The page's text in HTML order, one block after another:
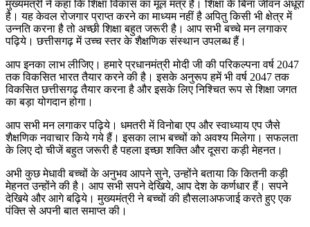
मुख्यमंत्री ने कहा कि शिक्षा विकास का मूल मंत्र है। शिक्षा के बिना जीवन अधूरा
है। यह केवल रोजगार प्राप्त करने का माध्यम नहीं है अपितु किसी भी क्षेत्र में
उन्नति करना है तो अच्छी शिक्षा बहुत जरूरी है। आप सभी बच्चे मन लगाकर
पढ़िये। छत्तीसगढ़ में उच्च स्तर के शैक्षणिक संस्थान उपलब्ध हैं।
आप इनका लाभ लीजिए। हमारे प्रधानमंत्री मोदी जी की परिकल्पना वर्ष 2047
तक विकसित भारत तैयार करने की है। इसके अनुरूप हमें भी वर्ष 2047 तक
विकसित छत्तीसगढ़ तैयार करना है और इसके लिए निश्चित रूप से शिक्षा जगत
का बड़ा योगदान होगा।
आप सभी मन लगाकर पढ़िये। धमतरी में विनोबा एप और स्वाध्याय एप जैसे
शैक्षणिक नवाचार किये गये हैं। इसका लाभ बच्चों को अवश्य मिलेगा। सफलता
के लिए दो चीजें बहुत जरूरी है पहला इच्छा शक्ति और दूसरा कड़ी मेहनत।
अभी कुछ मेधावी बच्चों के अनुभव आपने सुने, उन्होंने बताया कि कितनी कड़ी
मेहनत उन्होंने की है। आप सभी सपने देखिये, आप देश के कर्णधार हैं। सपने
देखिये और आगे बढ़िये। मुख्यमंत्री ने बच्चों की हौसलाअफजाई करते हुए एक
पंक्ति से अपनी बात समाप्त की।